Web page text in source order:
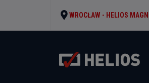
WROCŁAW - HELIOS